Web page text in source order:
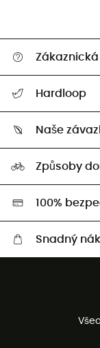
Vrácení zboží a peněz
Hardloop
Naši Ambasadoři
Naše
Second hand
HardGreen
Způsoby
100%
Snadný
Bezplatné vrácení
Bezplatná